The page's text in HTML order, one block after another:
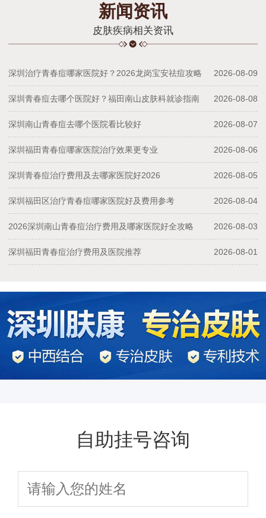
新闻资讯
皮肤疾病相关资讯
深圳治疗青春痘哪家医院好？2026龙岗宝安祛痘攻略 2026-08-09
深圳青春痘去哪个医院好？福田南山皮肤科就诊指南 2026-08-08
深圳南山青春痘去哪个医院看比较好 2026-08-07
深圳福田青春痘哪家医院治疗效果更专业 2026-08-06
深圳青春痘治疗费用及去哪家医院好2026 2026-08-05
深圳福田区治疗青春痘哪家医院好及费用参考 2026-08-04
2026深圳南山青春痘治疗费用及哪家医院好全攻略 2026-08-03
深圳福田青春痘治疗费用及医院推荐 2026-08-01
自助挂号咨询